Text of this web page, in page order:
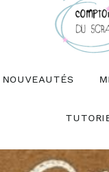
NOUVEAUTÉS